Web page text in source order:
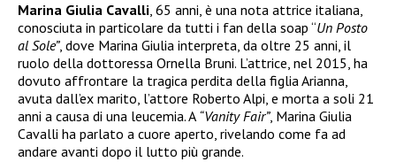
Marina Giulia Cavalli, 65 anni, è una nota attrice italiana,
conosciuta in particolare da tutti i fan della soap “Un Posto
al Sole”, dove Marina Giulia interpreta, da oltre 25 anni, il
ruolo della dottoressa Ornella Bruni. L’attrice, nel 2015, ha
dovuto affrontare la tragica perdita della figlia Arianna,
avuta dall’ex marito, l’attore Roberto Alpi, e morta a soli 21
anni a causa di una leucemia. A “Vanity Fair”, Marina Giulia
Cavalli ha parlato a cuore aperto, rivelando come fa ad
andare avanti dopo il lutto più grande.